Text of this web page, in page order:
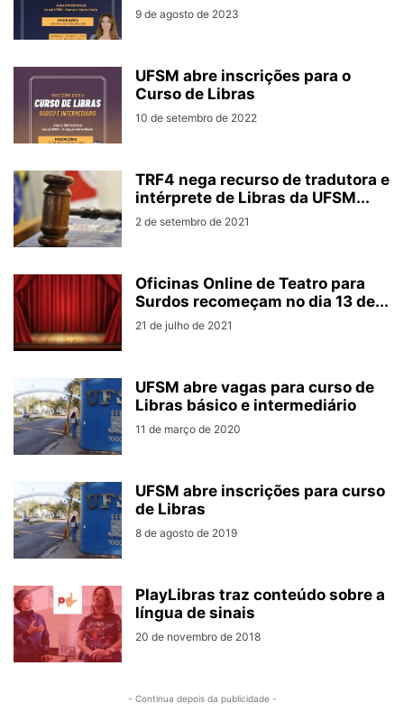
9 de agosto de 2023
UFSM abre inscrições para o
Curso de Libras
10 de setembro de 2022
TRF4 nega recurso de tradutora e
intérprete de Libras da UFSM...
2 de setembro de 2021
Oficinas Online de Teatro para
Surdos recomeçam no dia 13 de...
21 de julho de 2021
UFSM abre vagas para curso de
Libras básico e intermediário
11 de março de 2020
UFSM abre inscrições para curso
de Libras
8 de agosto de 2019
PlayLibras traz conteúdo sobre a
língua de sinais
20 de novembro de 2018
- Continua depois da publicidade -